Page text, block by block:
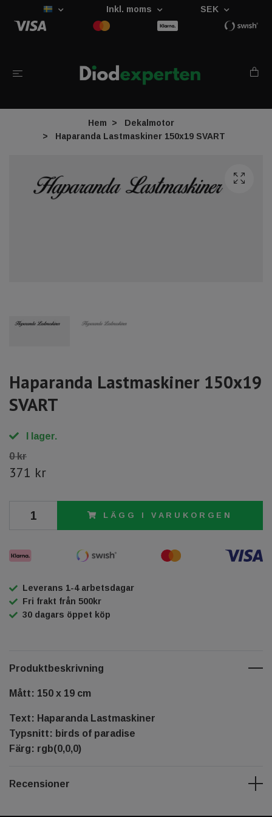
Inkl. moms SEK
Hem
Dekalmotor
Haparanda Lastmaskiner 150x19 SVART
Haparanda Lastmaskiner 150x19
SVART
I lager.
0 kr
371 kr
LÄGG I VARUKORGEN
Leverans 1-4 arbetsdagar
Fri frakt från 500kr
30 dagars öppet köp
Produktbeskrivning
Mått: 150 x 19 cm
Text: Haparanda Lastmaskiner
Typsnitt: birds of paradise
Färg: rgb(0,0,0)
Recensioner